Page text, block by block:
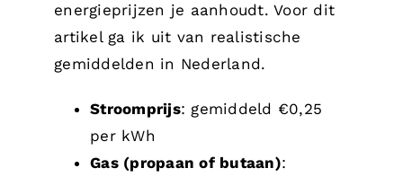
energieprijzen je aanhoudt. Voor dit
artikel ga ik uit van realistische
gemiddelden in Nederland.
Stroomprijs: gemiddeld €0,25
per kWh
Gas (propaan of butaan):